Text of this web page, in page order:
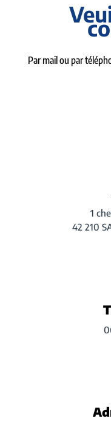
Par mail ou par
1
42 210